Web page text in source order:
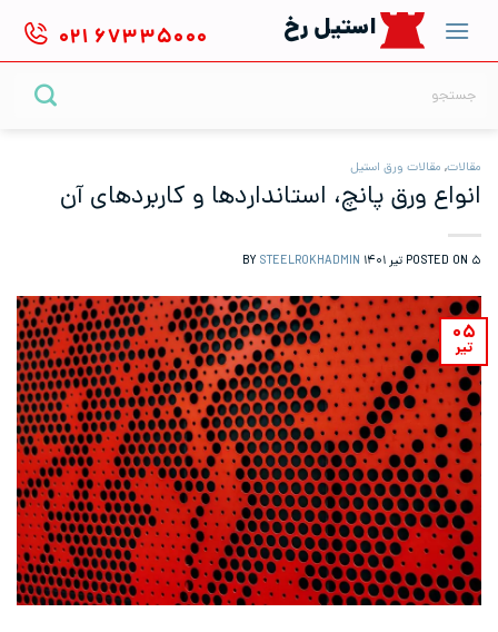
content
استیل رخ ۰۲۱ ۶۷۳۳۵۰۰۰
مقالات, مقالات ورق استیل
انواع ورق پانچ، استانداردها و کاربرد‌های آن
POSTED ON ۵ تیر ۱۴۰۱ STEELROKHADMIN
۰۵
تیر